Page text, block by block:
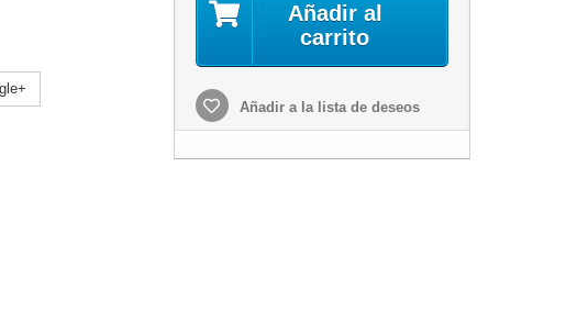
Añadir al
carrito
Añadir a la lista de deseos